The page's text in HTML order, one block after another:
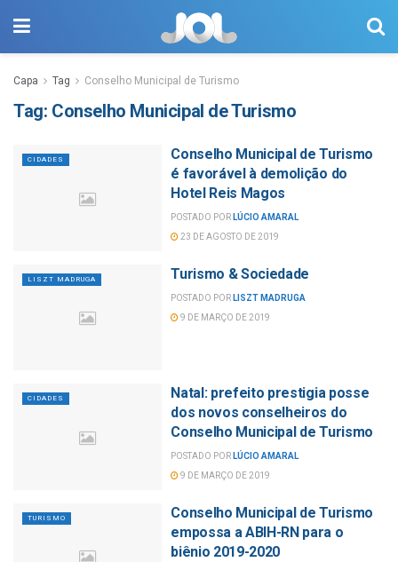
Capa Tag Conselho Municipal de Turismo
Tag: Conselho Municipal de Turismo
CIDADES
Conselho Municipal de Turismo
é favorável à demolição do
Hotel Reis Magos
POSTADO POR LÚCIO AMARAL
23 DE AGOSTO DE 2019
LISZT MADRUGA Turismo & Sociedade
POSTADO POR LISZT MADRUGA
9 DE MARÇO DE 2019
CIDADES
Natal: prefeito prestigia posse
dos novos conselheiros do
Conselho Municipal de Turismo
POSTADO POR LÚCIO AMARAL
9 DE MARÇO DE 2019
TURISMO
Conselho Municipal de Turismo
empossa a ABIH-RN para o
biênio 2019-2020